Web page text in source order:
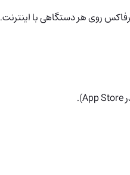
روی هر دستگاهی با اینترنت.